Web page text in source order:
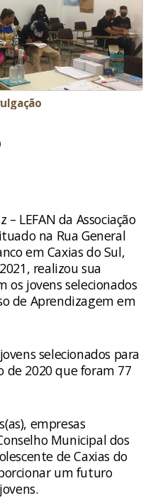
LEFAN da Associação
na Rua General
em Caxias do Sul,
realizou sua
os jovens selecionados
de Aprendizagem em
selecionados para
de 2020 que foram 77
empresas
Municipal dos
de Caxias do
um futuro